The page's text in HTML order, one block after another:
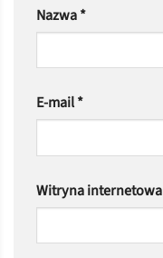
Nazwa*
E-mail*
Witryna internetowa